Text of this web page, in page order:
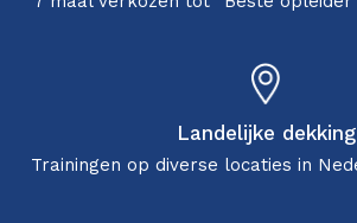
Landelijke dekking
Trainingen op diverse locaties in